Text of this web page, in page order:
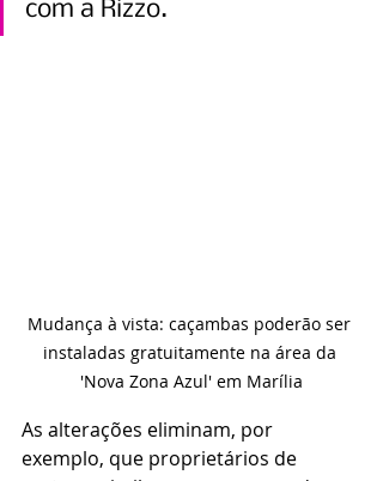
com a Rizzo.
Mudança à vista: caçambas poderão ser
instaladas gratuitamente na área da
'Nova Zona Azul' em Marília
As alterações eliminam, por
exemplo, que proprietários de